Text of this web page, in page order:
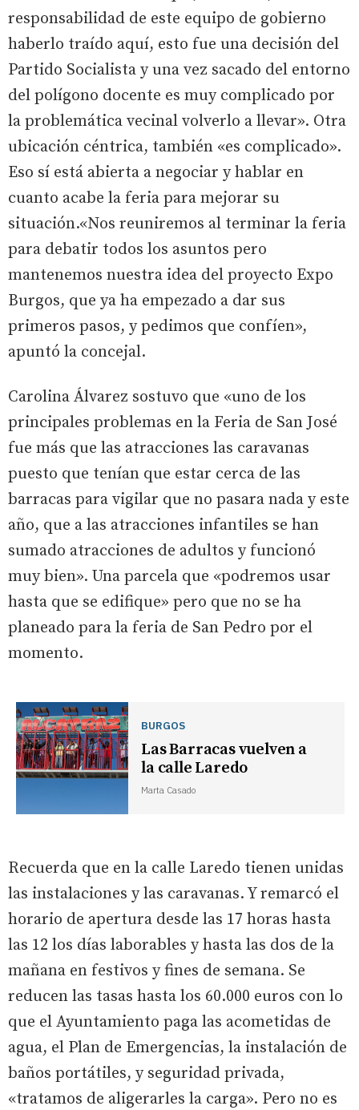
responsabilidad de este equipo de gobierno
haberlo traído aquí, esto fue una decisión del
Partido Socialista y una vez sacado del entorno
del polígono docente es muy complicado por
la problemática vecinal volverlo a llevar». Otra
ubicación céntrica, también «es complicado».
Eso sí está abierta a negociar y hablar en
cuanto acabe la feria para mejorar su
situación.«Nos reuniremos al terminar la feria
para debatir todos los asuntos pero
mantenemos nuestra idea del proyecto Expo
Burgos, que ya ha empezado a dar sus
primeros pasos, y pedimos que confíen»,
apuntó la concejal.
Carolina Álvarez sostuvo que «uno de los
principales problemas en la Feria de San José
fue más que las atracciones las caravanas
puesto que tenían que estar cerca de las
barracas para vigilar que no pasara nada y este
año, que a las atracciones infantiles se han
sumado atracciones de adultos y funcionó
muy bien». Una parcela que «podremos usar
hasta que se edifique» pero que no se ha
planeado para la feria de San Pedro por el
momento.
BURGOS
Las Barracas vuelven a
la calle Laredo
Marta Casado
Recuerda que en la calle Laredo tienen unidas
las instalaciones y las caravanas. Y remarcó el
horario de apertura desde las 17 horas hasta
las 12 los días laborables y hasta las dos de la
mañana en festivos y fines de semana. Se
reducen las tasas hasta los 60.000 euros con lo
que el Ayuntamiento paga las acometidas de
agua, el Plan de Emergencias, la instalación de
baños portátiles, y seguridad privada,
«tratamos de aligerarles la carga». Pero no es